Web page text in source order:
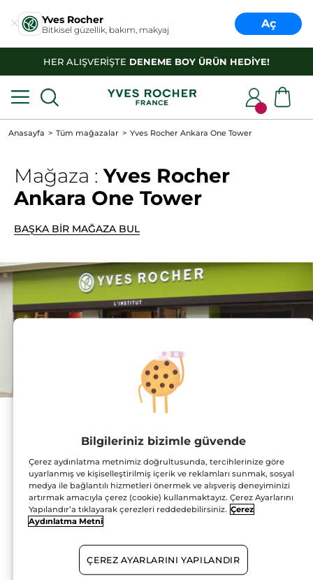
Yves Rocher
Bitkisel güzellik, bakım, makyaj Aç
HER ALIŞVERİŞTE DENEME BOY ÜRÜN HEDİYE!
Anasayfa Tüm mağazalar Yves Rocher Ankara One Tower
Mağaza :Yves Rocher
Ankara One Tower
BAŞKA BİR MAĞAZA BUL
Caddesi, No:6/A
One Tower Alışveriş
Merkezi, Zemin Kat,
Mağaza No:67-14A
6450 Çankaya
HARİTADA GÖSTER
0312 503 00 96
Bilgileriniz bizimle güvende
Çerez aydınlatma metnimiz doğrultusunda, tercihlerinize göre
uyarlanmış ve kişiselleştirilmiş içerik ve reklamları sunmak, sosyal
medya ile bağlantılı hizmetleri önermek ve alışveriş deneyiminizi
artırmak amacıyla çerez (cookie) kullanmaktayız. Çerez Ayarlarını
Yapılandır’a tıklayarak çerezleri reddedebilirsiniz. Çerez
Aydınlatma Metni
ÇEREZ AYARLARINI YAPILANDIR